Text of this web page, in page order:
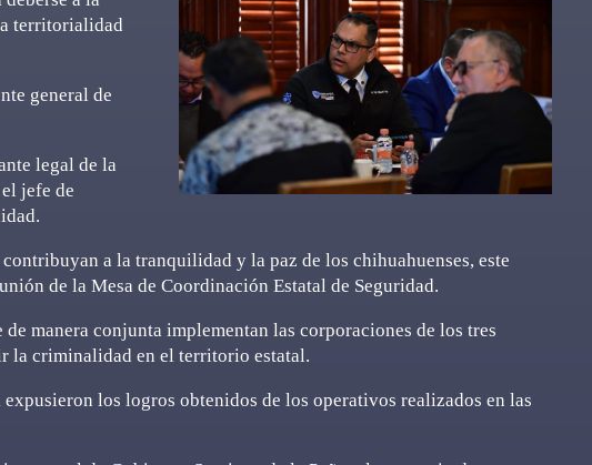
territorialidad
general de
legal de la
jefe de
a la tranquilidad y la paz de los chihuahuenses, este
de la Mesa de Coordinación Estatal de Seguridad.
manera conjunta implementan las corporaciones de los tres
la criminalidad en el territorio estatal.
los logros obtenidos de los operativos realizados en las